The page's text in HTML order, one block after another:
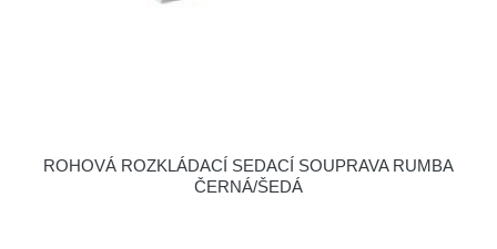
ROHOVÁ ROZKLÁDACÍ SEDACÍ SOUPRAVA RUMBA
ČERNÁ/ŠEDÁ